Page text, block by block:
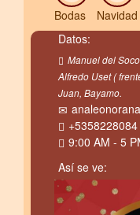
Bodas Navidad
Datos:
Manuel del
Alfredo Uset (
Juan, Bayamo.
+5358228084
9:00 AM - 5
Así se ve: